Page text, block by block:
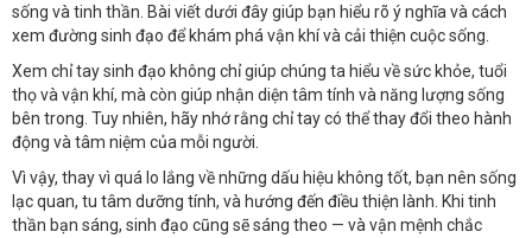
sống và tinh thần. Bài viết dưới đây giúp bạn hiểu rõ ý nghĩa và cách
xem đường sinh đạo để khám phá vận khí và cải thiện cuộc sống.
Xem chỉ tay sinh đạo không chỉ giúp chúng ta hiểu về sức khỏe, tuổi
thọ và vận khí, mà còn giúp nhận diện tâm tính và năng lượng sống
bên trong. Tuy nhiên, hãy nhớ rằng chỉ tay có thể thay đổi theo hành
động và tâm niệm của mỗi người.
Vì vậy, thay vì quá lo lắng về những dấu hiệu không tốt, bạn nên sống
lạc quan, tu tâm dưỡng tính, và hướng đến điều thiện lành. Khi tinh
thần bạn sáng, sinh đạo cũng sẽ sáng theo — và vận mệnh chắc